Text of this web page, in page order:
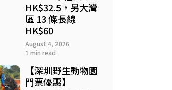
HK$32.5，另大灣
區 13 條長線
HK$60
August 4, 2026
1 min read
【深圳野生動物園
門票優惠】